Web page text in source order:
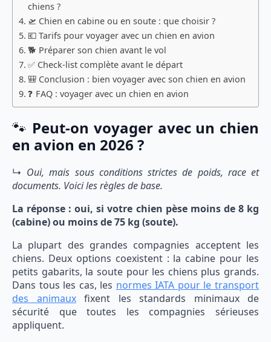
chiens ?
🛫 Chien en cabine ou en soute : que choisir ?
💶 Tarifs pour voyager avec un chien en avion
🐕 Préparer son chien avant le vol
✅ Check-list complète avant le départ
🎒 Conclusion : bien voyager avec son chien en avion
❓ FAQ : voyager avec un chien en avion
🐾 Peut-on voyager avec un chien
en avion en 2026 ?
↳ Oui, mais sous conditions strictes de poids, race et
documents. Voici les règles de base.
La réponse : oui, si votre chien pèse moins de 8 kg
(cabine) ou moins de 75 kg (soute).
La plupart des grandes compagnies acceptent les
chiens. Deux options coexistent : la cabine pour les
petits gabarits, la soute pour les chiens plus grands.
Dans tous les cas, les normes IATA pour le transport
des animauxfixent les standards minimaux de
sécurité que toutes les compagnies sérieuses
appliquent.